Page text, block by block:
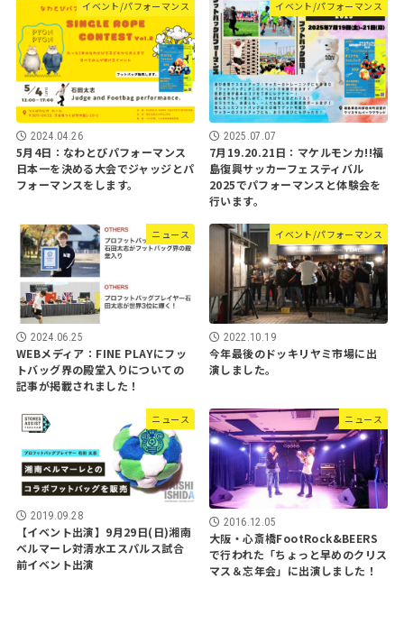
イベント/パフォーマンス
2024.04.26
5月4日：なわとびパフォーマンス
日本一を決める大会でジャッジとパ
フォーマンスをします。
イベント/パフォーマンス
2025.07.07
7月19.20.21日：マケルモンカ!!福
島復興サッカーフェスティバル
2025でパフォーマンスと体験会を
行います。
ニュース
2024.06.25
WEBメディア：FINE PLAYにフッ
トバッグ界の殿堂入りについての
記事が掲載されました！
イベント/パフォーマンス
2022.10.19
今年最後のドッキリヤミ市場に出
演しました。
ニュース
2019.09.28
【イベント出演】9月29日(日)湘南
ベルマーレ対清水エスパルス試合
前イベント出演
ニュース
2016.12.05
大阪・心斎橋FootRock&BEERS
で行われた「ちょっと早めのクリス
マス＆忘年会」に出演しました！